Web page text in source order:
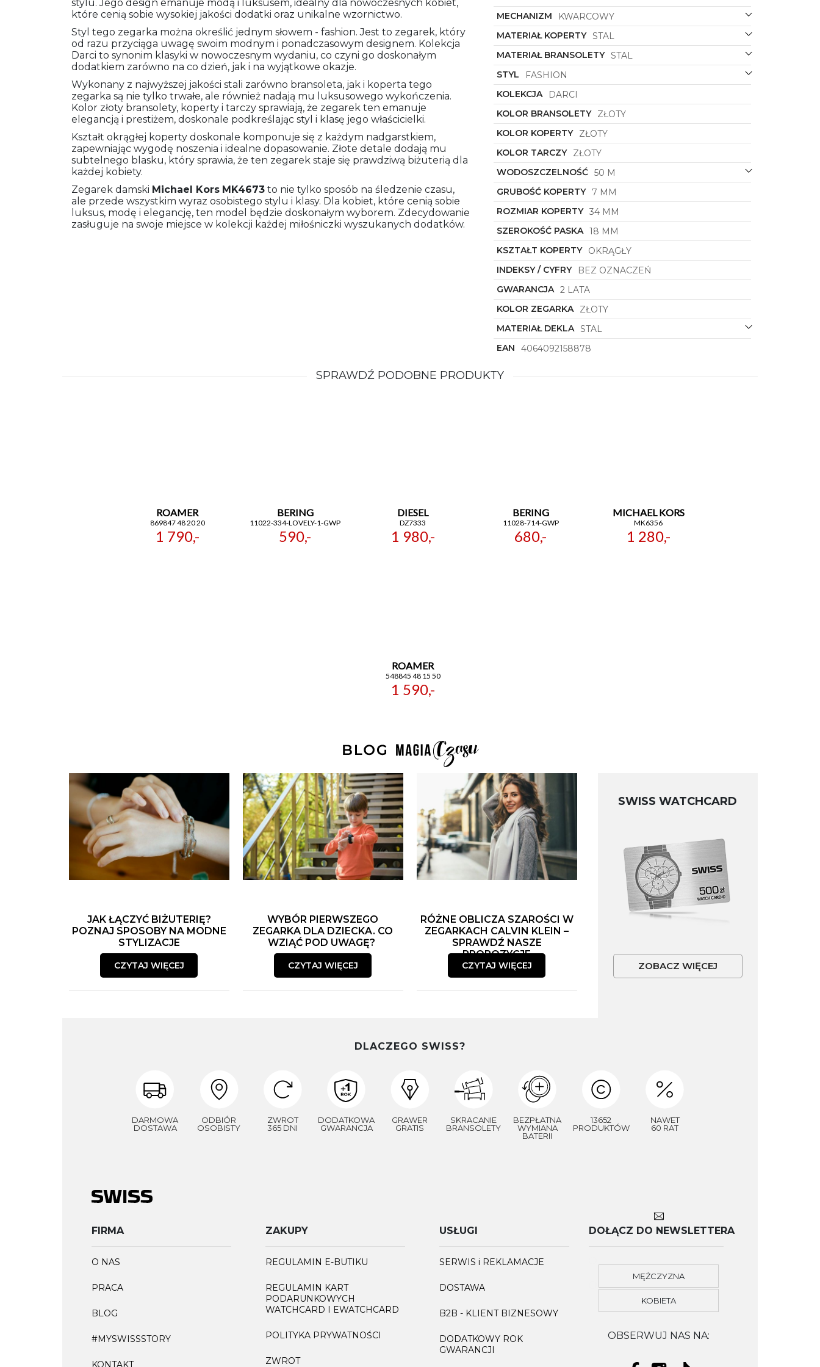
stylu. Jego design emanuje modą i luksusem, idealny dla nowoczesnych kobiet,
które cenią sobie wysokiej jakości dodatki oraz unikalne wzornictwo.
Styl tego zegarka można określić jednym słowem - fashion. Jest to zegarek, który
od razu przyciąga uwagę swoim modnym i ponadczasowym designem. Kolekcja
Darci to synonim klasyki w nowoczesnym wydaniu, co czyni go doskonałym
dodatkiem zarówno na co dzień, jak i na wyjątkowe okazje.
Wykonany z najwyższej jakości stali zarówno bransoleta, jak i koperta tego
zegarka są nie tylko trwałe, ale również nadają mu luksusowego wykończenia.
Kolor złoty bransolety, koperty i tarczy sprawiają, że zegarek ten emanuje
elegancją i prestiżem, doskonale podkreślając styl i klasę jego właścicielki.
Kształt okrągłej koperty doskonale komponuje się z każdym nadgarstkiem,
zapewniając wygodę noszenia i idealne dopasowanie. Złote detale dodają mu
subtelnego blasku, który sprawia, że ten zegarek staje się prawdziwą biżuterią dla
każdej kobiety.
Zegarek damski Michael Kors MK4673 to nie tylko sposób na śledzenie czasu,
ale przede wszystkim wyraz osobistego stylu i klasy. Dla kobiet, które cenią sobie
luksus, modę i elegancję, ten model będzie doskonałym wyborem. Zdecydowanie
zasługuje na swoje miejsce w kolekcji każdej miłośniczki wyszukanych dodatków.
MECHANIZM
KWARCOWY
MATERIAŁ KOPERTY STAL
MATERIAŁ BRANSOLETY STAL
STYL
FASHION
KOLEKCJA
DARCI
KOLOR BRANSOLETY
ZŁOTY
KOLOR KOPERTY
ZŁOTY
KOLOR TARCZY
ZŁOTY
WODOSZCZELNOŚĆ 50 M
GRUBOŚĆ KOPERTY
7 MM
ROZMIAR KOPERTY 34 MM
SZEROKOŚĆ PASKA 18 MM
KSZTAŁT KOPERTY
OKRĄGŁY
INDEKSY / CYFRY
BEZ OZNACZEŃ
GWARANCJA 2 LATA
KOLOR ZEGARKA
ZŁOTY
MATERIAŁ DEKLA STAL
EAN
4064092158878
SPRAWDŹ PODOBNE PRODUKTY
ROAMER
869847 48 20 20
1 790,-
BERING
11022-334-LOVELY-1-GWP
590,-
DIESEL
DZ7333
1 980,-
BERING
11028-714-GWP
680,-
MICHAEL KORS
MK6356
1 280,-
ROAMER
548845 48 15 50
1 590,-
JAK ŁĄCZYĆ BIŻUTERIĘ?
POZNAJ SPOSOBY NA MODNE
STYLIZACJE
CZYTAJ WIĘCEJ
WYBÓR PIERWSZEGO
ZEGARKA DLA DZIECKA. CO
WZIĄĆ POD UWAGĘ?
CZYTAJ WIĘCEJ
RÓŻNE OBLICZA SZAROŚCI W
ZEGARKACH CALVIN KLEIN –
SPRAWDŹ NASZE
PROPOZYCJE
CZYTAJ WIĘCEJ
SWISS WATCHCARD
ZOBACZ WIĘCEJ
DLACZEGO SWISS?
DARMOWA
DOSTAWA
ODBIÓR
OSOBISTY
ZWROT
365 DNI
DODATKOWA
GWARANCJA
GRAWER
GRATIS
SKRACANIE
BRANSOLETY
BEZPŁATNA
WYMIANA
BATERII
13652
PRODUKTÓW
NAWET
60 RAT
FIRMA
O NAS
PRACA
BLOG
#MYSWISSSTORY
KONTAKT
ZAKUPY
REGULAMIN E-BUTIKU
REGULAMIN KART
PODARUNKOWYCH
WATCHCARD I EWATCHCARD
POLITYKA PRYWATNOŚCI
ZWROT
USŁUGI
SERWIS i REKLAMACJE
DOSTAWA
B2B - KLIENT BIZNESOWY
DODATKOWY ROK
GWARANCJI
DOŁĄCZ DO NEWSLETTERA
MĘŻCZYZNA
KOBIETA
OBSERWUJ NAS NA: